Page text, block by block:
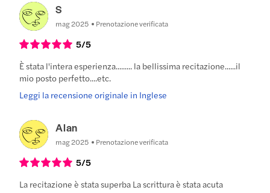
S
mag 2025 Prenotazione verificata
5/5
È stata l'intera esperienza......... la bellissima recitazione......il
mio posto perfetto....etc.
Leggi la recensione originale in Inglese
Alan
mag 2025 Prenotazione verificata
5/5
La recitazione è stata superba La scrittura è stata acuta